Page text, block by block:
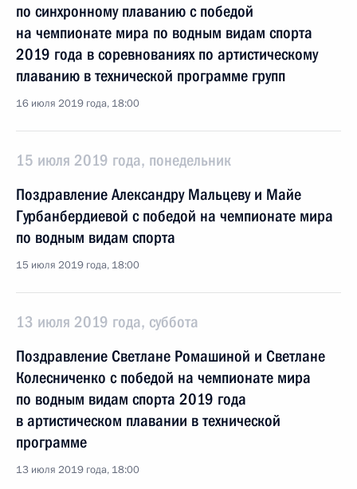
по синхронному плаванию с победой
на чемпионате мира по водным видам спорта
2019 года в соревнованиях по артистическому
плаванию в технической программе групп
16 июля 2019 года, 18:00
15 июля 2019 года, понедельник
Поздравление Александру Мальцеву и Майе
Гурбанбердиевой с победой на чемпионате мира
по водным видам спорта
15 июля 2019 года, 18:00
13 июля 2019 года, суббота
Поздравление Светлане Ромашиной и Светлане
Колесниченко с победой на чемпионате мира
по водным видам спорта 2019 года
в артистическом плавании в технической
программе
13 июля 2019 года, 18:00